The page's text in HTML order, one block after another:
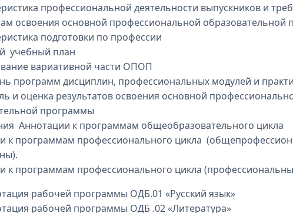
профессиональной деятельности выпускников и
освоения основной профессиональной образовательной
подготовки по профессии
учебный план
вариативной части ОПОП
программ дисциплин, профессиональных модулей и
и оценка результатов освоения основной
программы
Аннотации к программам общеобразовательного цикла
к программам профессионального цикла
к программам профессионального цикла
рабочей программы ОДБ.01 «Русский язык»
рабочей программы ОДБ .02 «Литература»